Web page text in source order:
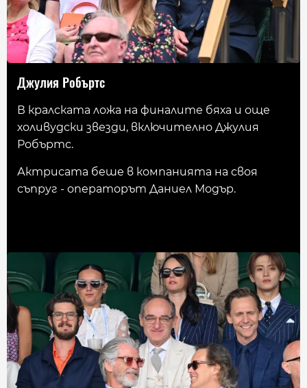
Джулия Робъртс
В кралската ложа на финалите бяха и още
холивудски звезди, включително Джулия
Робъртс.
Актрисата беше в компанията на своя
съпруг - операторът Даниел Модър.